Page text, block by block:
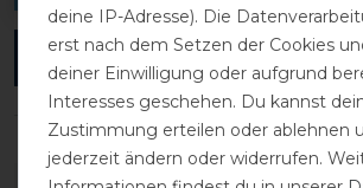
ANMELDEN
deine IP-Adresse). Die
erst nach dem Setzen der Cookies
deiner Einwilligung oder aufgrund
Interesses geschehen. Du kannst
Zustimmung erteilen oder ablehnen
jederzeit ändern oder widerrufen.